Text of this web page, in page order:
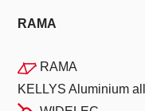
RAMA
RAMA
KELLYS Aluminium